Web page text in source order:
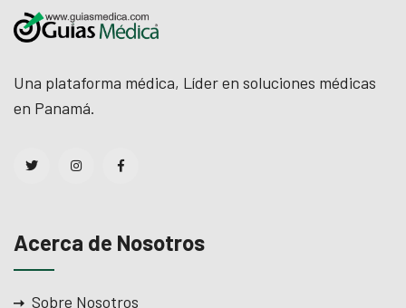
Una plataforma médica, Líder en soluciones médicas
en Panamá.
Acerca de Nosotros
Sobre Nosotros